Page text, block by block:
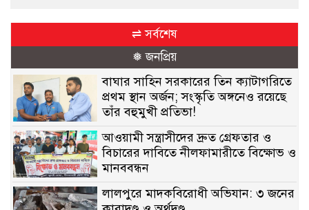
⇌ সর্বশেষ
❅ জনপ্রিয়
বাঘার সাহিন সরকারের তিন ক্যাটাগরিতে
প্রথম স্থান অর্জন; সংস্কৃতি অঙ্গনেও রয়েছে
তাঁর বহুমুখী প্রতিভা!
আওয়ামী সন্ত্রাসীদের দ্রুত গ্রেফতার ও
বিচারের দাবিতে নীলফামারীতে বিক্ষোভ ও
মানববন্ধন
লালপুরে মাদকবিরোধী অভিযান: ৩ জনের